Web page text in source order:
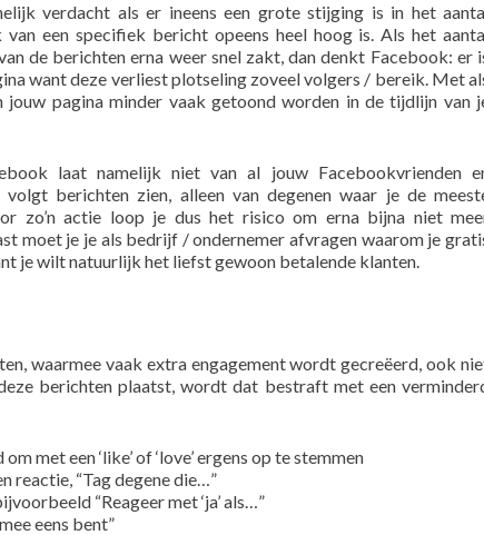
verdacht als er ineens een grote stijging is in het
een specifiek bericht opeens heel hoog is. Als het
de berichten erna weer snel zakt, dan denkt Facebook: er
want deze verliest plotseling zoveel volgers / bereik. Met
jouw pagina minder vaak getoond worden in de tijdlijn van
laat namelijk niet van al jouw Facebookvrienden
volgt berichten zien, alleen van degenen waar je de
zo’n actie loop je dus het risico om erna bijna niet
moet je je als bedrijf / ondernemer afvragen waarom je
je wilt natuurlijk het liefst gewoon betalende klanten.
waarmee vaak extra engagement wordt gecreëerd, ook
berichten plaatst, wordt dat bestraft met een
met een ‘like’ of ‘love’ ergens op te stemmen
reactie, “Tag degene die…”
“Reageer met ‘ja’ als…”
eens bent”